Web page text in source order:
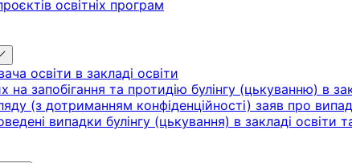
освітніх програм
освіти в закладі освіти
на запобігання та протидію булінгу (цькуванню) в
(з дотриманням конфіденційності) заяв про
випадки булінгу (цькування) в закладі освіти